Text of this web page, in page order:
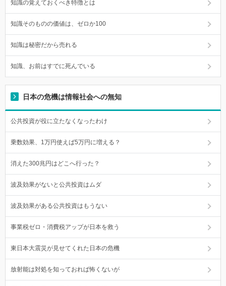
知識の覚えておくべき特徴とは
知識そのものの価値は、ゼロか100
知識は秘密だから売れる
知識、お前はすでに死んでいる
日本の危機は情報社会への無知
公共投資が役に立たなくなったわけ
乗数効果、1万円使えば5万円に増える？
消えた300兆円はどこへ行った？
波及効果がないと公共投資はムダ
波及効果がある公共投資はもうない
事業税ゼロ・消費税アップが日本を救う
東日本大震災が見せてくれた日本の危機
放射能は対処を知っておれば怖くないが